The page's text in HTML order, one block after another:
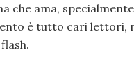
che ama,
è tutto cari lettori,